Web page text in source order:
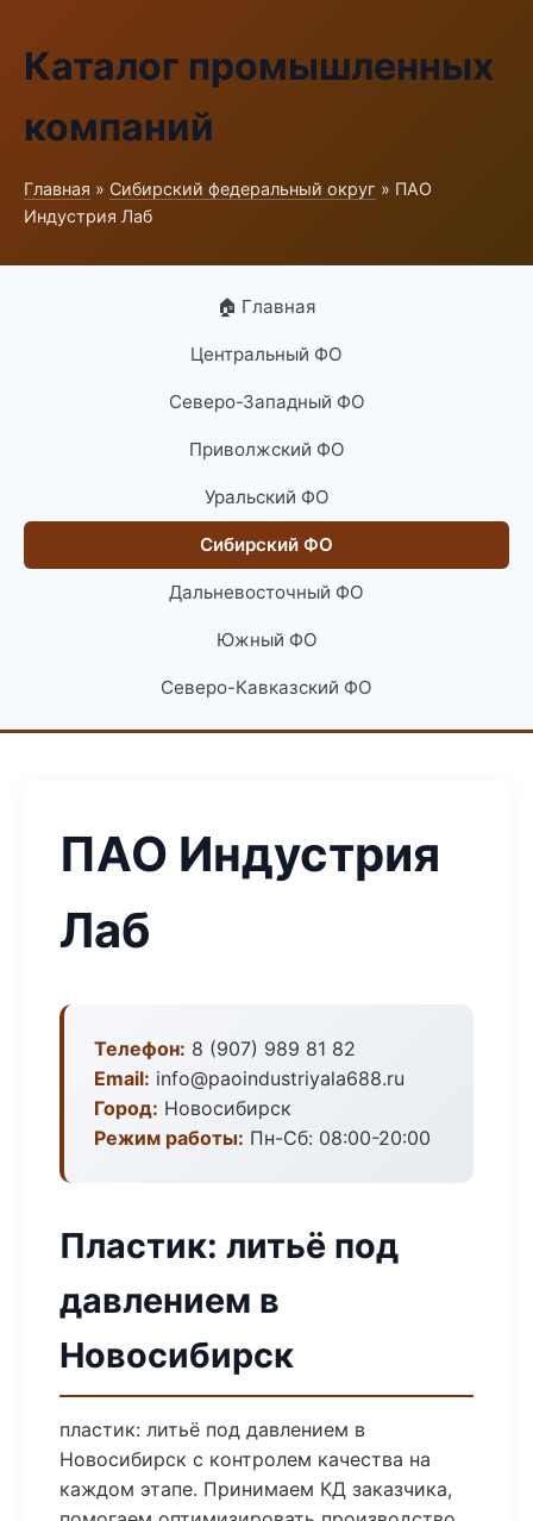
Каталог промышленных
компаний
Главная » Сибирский федеральный округ » ПАО
Индустрия Лаб
🏠 Главная
Центральный ФО
Северо-Западный ФО
Приволжский ФО
Уральский ФО
Сибирский ФО
Дальневосточный ФО
Южный ФО
Северо-Кавказский ФО
ПАО Индустрия
Лаб
Телефон: 8 (907) 989 81 82
Email: info@paoindustriyala688.ru
Город: Новосибирск
Режим работы: Пн-Сб: 08:00-20:00
Пластик: литьё под
давлением в
Новосибирск
пластик: литьё под давлением в
Новосибирск с контролем качества на
каждом этапе. Принимаем КД заказчика,